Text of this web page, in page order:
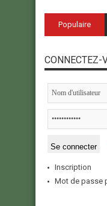
Populaire
CONNECTEZ-
Inscription
Mot de passe